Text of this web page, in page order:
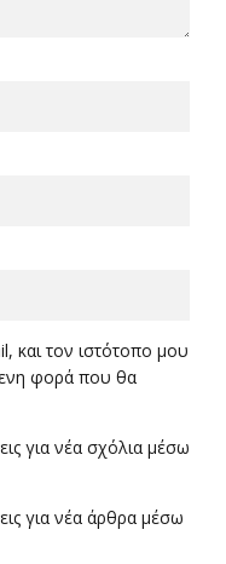
και τον ιστότοπο μου
φορά που θα
για νέα σχόλια μέσω
για νέα άρθρα μέσω